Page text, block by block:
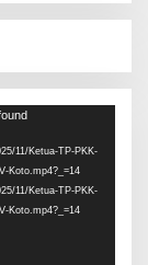
11/Ketua-TP-PKK-
Koto.mp4?_=14
11/Ketua-TP-PKK-
Koto.mp4?_=14